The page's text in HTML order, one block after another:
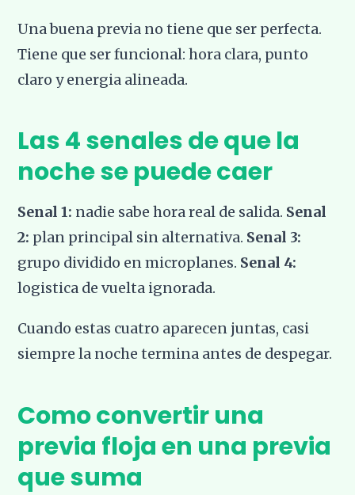
Una buena previa no tiene que ser perfecta.
Tiene que ser funcional: hora clara, punto
claro y energia alineada.
Las 4 senales de que la
noche se puede caer
Senal 1: nadie sabe hora real de salida. Senal
2: plan principal sin alternativa. Senal 3:
grupo dividido en microplanes. Senal 4:
logistica de vuelta ignorada.
Cuando estas cuatro aparecen juntas, casi
siempre la noche termina antes de despegar.
Como convertir una
previa floja en una previa
que suma